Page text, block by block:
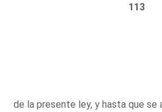
113
de la presente ley, y hasta que se